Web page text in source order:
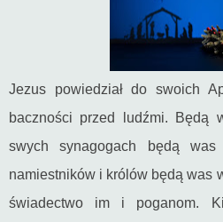
Jezus powiedział do swoich
baczności przed ludźmi. Będą
swych synagogach będą
namiestników i królów będą was
świadectwo im i poganom.